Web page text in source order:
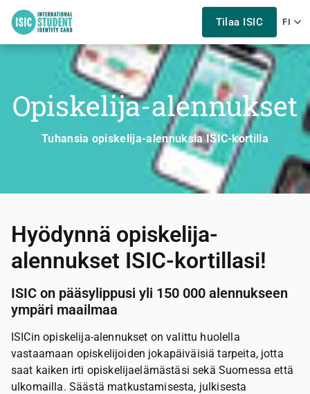
Tilaa ISIC FI
Opiskelija-alennukset
Tuhansia opiskelija-alennuksia ISIC-kortilla
Hyödynnä opiskelija-
alennukset ISIC-kortillasi!
ISIC on pääsylippusi yli 150 000 alennukseen
ympäri maailmaa
ISICin opiskelija-alennukset on valittu huolella
vastaamaan opiskelijoiden jokapäiväisiä tarpeita, jotta
saat kaiken irti opiskelijaelämästäsi sekä Suomessa että
ulkomailla. Säästä matkustamisesta, julkisesta